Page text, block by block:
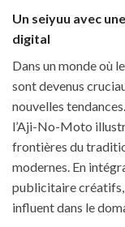
Un seiyuu avec
digital
Dans un monde où
sont devenus
nouvelles
l’Aji-No-Moto
frontières du
modernes. En
publicitaire créatifs,
influent dans le